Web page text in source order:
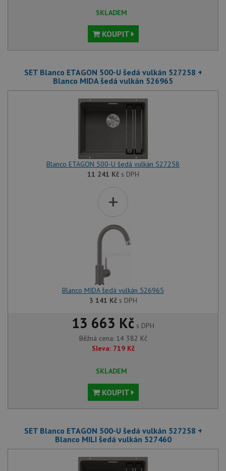
SKLADEM
KOUPIT
SET Blanco ETAGON 500-U šedá vulkán 527258 +
Blanco MIDA šedá vulkán 526965
Blanco ETAGON 500-U šedá vulkán 527258
11 241 Kčs DPH
+
Blanco MIDA šedá vulkán 526965
3 141 Kčs DPH
13 663 Kč s DPH
Běžná cena: 14 382 Kč
Sleva: 719 Kč
SKLADEM
KOUPIT
SET Blanco ETAGON 500-U šedá vulkán 527258 +
Blanco MILI šedá vulkán 527460